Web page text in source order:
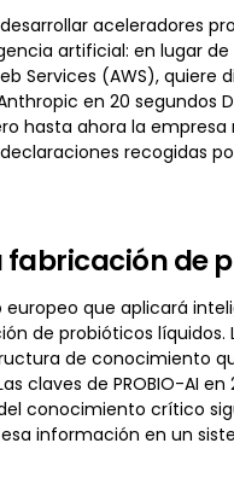
aceleradores
artificial: en lugar
Services (AWS), quiere
en 20 segundos
hasta ahora la empresa
recogidas
fabricación de
europeo que aplicará
de probióticos líquidos.
de conocimiento
claves de PROBIO-AI en
conocimiento crítico
información en un